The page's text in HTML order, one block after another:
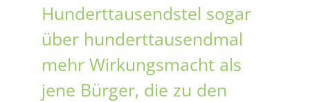
Hunderttausendstel sogar
über hunderttausendmal
mehr Wirkungsmacht als
jene Bürger, die zu den